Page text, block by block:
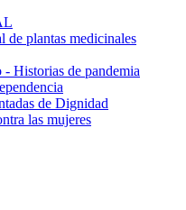
de plantas medicinales
Historias de pandemia
de Dignidad
las mujeres